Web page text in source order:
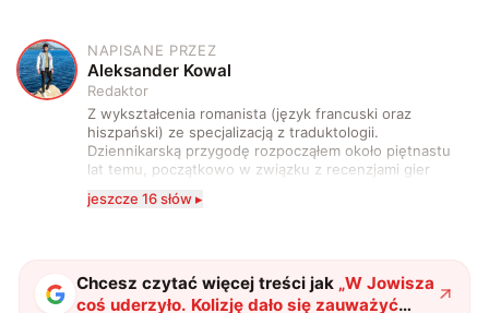
A
NAPISANE PRZEZ
Aleksander Kowal
Redaktor
Z wykształcenia romanista (język francuski oraz
hiszpański) ze specjalizacją z traduktologii.
Dziennikarską przygodę rozpocząłem około piętnastu
lat temu, początkowo w związku z recenzjami gier
komputerowych i filmów. Obecnie publikuję
zdecydowanie częściej na tematy związane z nauką
także uprawiać oraz oglądać sport.
jeszcze 16 słów ▸
Chcesz czytać więcej treści jak „W Jowisza
coś uderzyło. Kolizję dało się zauważyć